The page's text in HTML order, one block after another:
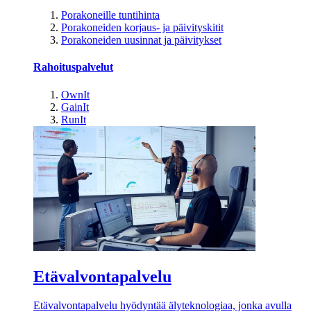
Porakoneille tuntihinta
Porakoneiden korjaus- ja päivityskitit
Porakoneiden uusinnat ja päivitykset
Rahoituspalvelut
OwnIt
GainIt
RunIt
Etävalvontapalvelu
Etävalvontapalvelu hyödyntää älyteknologiaa, jonka avulla